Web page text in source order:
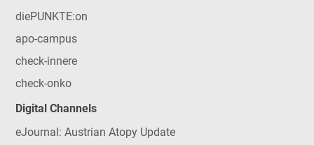
diePUNKTE:on
apo-campus
check-innere
check-onko
Digital Channels
eJournal: Austrian Atopy Update